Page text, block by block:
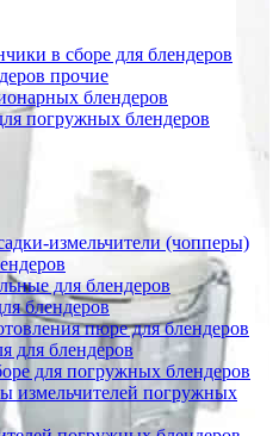
в сборе для блендеров
прочие
блендеров
погружных блендеров
измельчители (чопперы)
для блендеров
блендеров
пюре для блендеров
для блендеров
для погружных блендеров
измельчителей погружных